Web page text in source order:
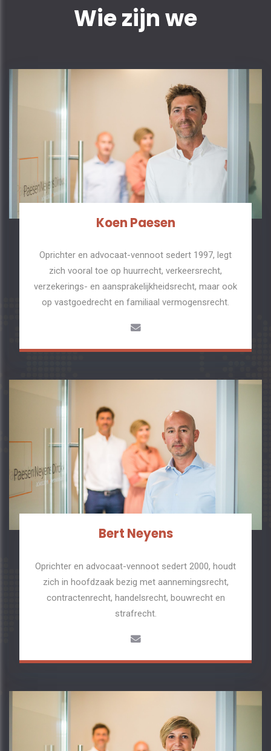
Wie zijn we
Koen Paesen
Oprichter en advocaat-vennoot sedert 1997, legt
zich vooral toe op huurrecht, verkeersrecht,
verzekerings- en aansprakelijkheidsrecht, maar ook
op vastgoedrecht en familiaal vermogensrecht.
Bert Neyens
Oprichter en advocaat-vennoot sedert 2000, houdt
zich in hoofdzaak bezig met aannemingsrecht,
contractenrecht, handelsrecht, bouwrecht en
strafrecht.